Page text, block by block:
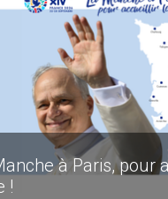
à Paris, pour
!